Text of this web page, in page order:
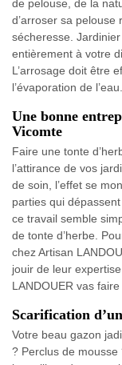
de pelouse, de la
d’arroser sa
sécheresse.
entièrement à votre
L’arrosage doit être
l’évaporation de l’eau.
Une bonne
Vicomte
Faire une tonte
l’attirance de vos
de soin, l’effet se
parties qui
ce travail semble
de tonte d’herbe.
chez Artisan
jouir de leur
LANDOUER vas
Scarification
Votre beau gazon
? Perclus de